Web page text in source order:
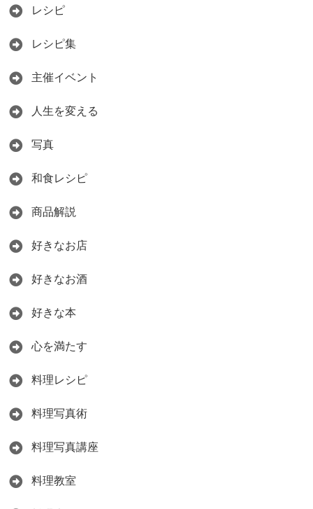
レシピ
レシピ集
主催イベント
人生を変える
写真
和食レシピ
商品解説
好きなお店
好きなお酒
好きな本
心を満たす
料理レシピ
料理写真術
料理写真講座
料理教室